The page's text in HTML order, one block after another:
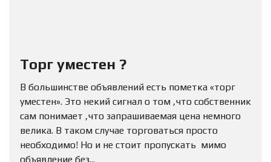
Торг уместен ?
В большинстве объявлений есть пометка «торг
уместен». Это некий сигнал о том ,что собственник
сам понимает ,что запрашиваемая цена немного
велика. В таком случае торговаться просто
необходимо! Но и не стоит пропускать мимо
объявление без...